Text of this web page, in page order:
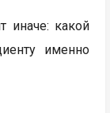
иначе: какой
именно